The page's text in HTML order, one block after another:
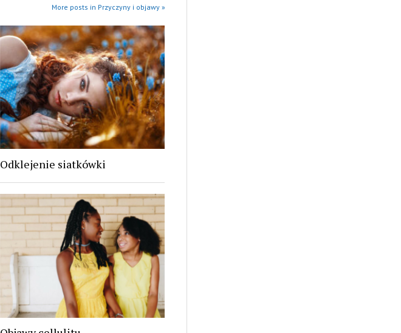
More posts in Przyczyny i objawy »
Odklejenie siatkówki